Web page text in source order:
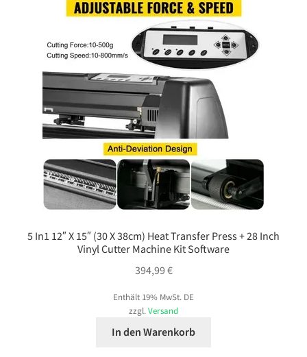
5 In1 12″ X 15″ (30 X 38cm) Heat Transfer Press + 28 Inch
Vinyl Cutter Machine Kit Software
394,99 €
Enthält 19% MwSt. DE
zzgl. Versand
In den Warenkorb